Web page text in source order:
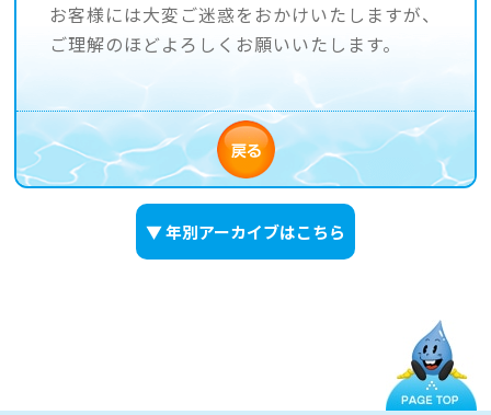
▼ 年別アーカイブはこちら
お客様には大変ご迷惑をおかけいたしますが、
ご理解のほどよろしくお願いいたします。